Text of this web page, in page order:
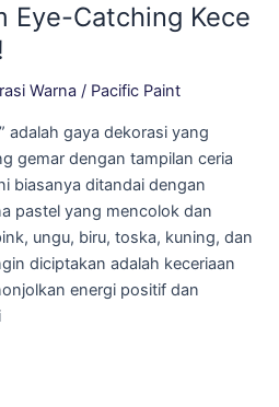
Eye-Catching Kece
Warna / Pacific Paint
adalah gaya dekorasi yang
gemar dengan tampilan ceria
biasanya ditandai dengan
pastel yang mencolok dan
ungu, biru, toska, kuning, dan
diciptakan adalah keceriaan
energi positif dan